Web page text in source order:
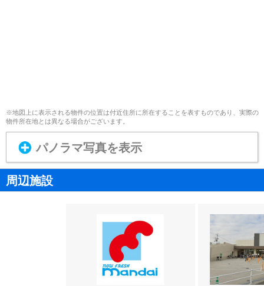
※地図上に表示される物件の位置は付近住所に所在することを表すものであり、実際の
物件所在地とは異なる場合がございます。
パノラマ写真を表示
周辺施設